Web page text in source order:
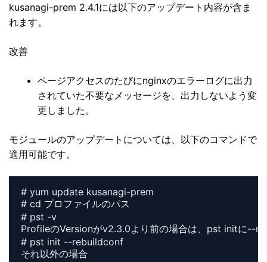
kusanagi-prem 2.4.1には以下のアップデート内容が含ま
れます。
改善
ページアクセスのたびにnginxのエラーログに出力
されていた不要なメッセージを、出力しないよう変
更しました。
モジュールのアップデートについては、以下のコマンドで
適用可能です。
# yum update kusanagi-prem
# cd プロファイルのパス
# pst -v
ProfileのVersionがv2.3.0より前の場合は、pst initに--
# pst init --rebuildconf
それ以外の場合